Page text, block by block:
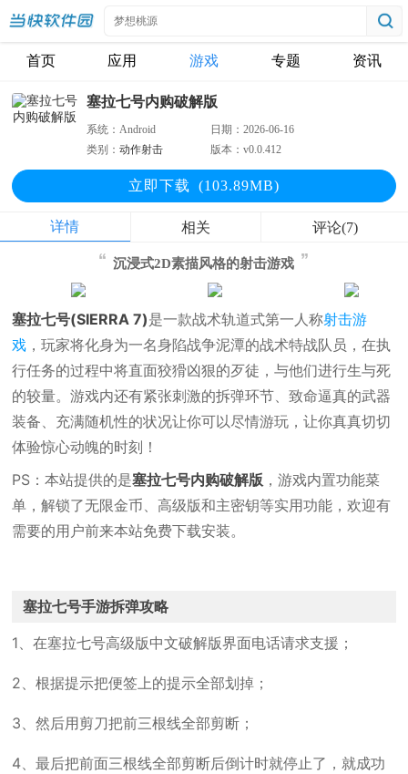
首页 应用 游戏 专题 资讯
塞拉七号内购破解版
系统：Android 日期：2026-06-16
类别：动作射击 版本：v0.0.412
立即下载 (103.89MB)
详情 相关 评论(7)
沉浸式2D素描风格的射击游戏
塞拉七号(SIERRA 7)是一款战术轨道式第一人称射击游
戏 ，玩家将化身为一名身陷战争泥潭的战术特战队员，在执
行任务的过程中将直面狡猾凶狠的歹徒，与他们进行生与死
的较量。游戏内还有紧张刺激的拆弹环节、致命逼真的武器
装备、充满随机性的状况让你可以尽情游玩，让你真真切切
体验惊心动魄的时刻！
PS：本站提供的是塞拉七号内购破解版 ，游戏内置功能菜
单，解锁了无限金币、高级版和主密钥等实用功能，欢迎有
需要的用户前来本站免费下载安装。
塞拉七号手游拆弹攻略
1、在塞拉七号高级版中文破解版界面电话请求支援；
2、根据提示把便签上的提示全部划掉；
3、然后用剪刀把前三根线全部剪断；
4、最后把前面三根线全部剪断后倒计时就停止了，就成功